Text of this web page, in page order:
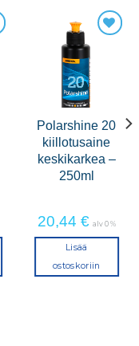
Polarshine 20
kiillotusaine
keskikarkea –
250ml
20,44 € alv 0 %
Lisää
ostoskoriin